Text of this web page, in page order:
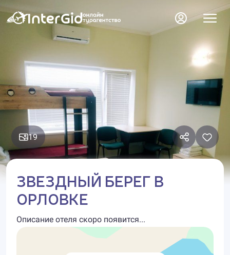
19
ЗВЕЗДНЫЙ БЕРЕГ В
ОРЛОВКЕ
Описание отеля скоро появится...